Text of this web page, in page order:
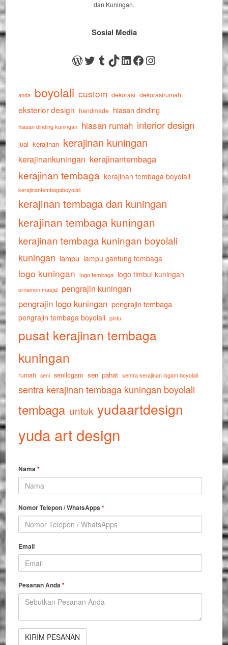
dan Kuningan.
Sosial Media
WordPress
Twitter
Tumblr
TikTok
LinkedIn
Facebook
Instagram
anda boyolali custom dekorasi dekorasirumah
eksterior design handmade hiasan dinding
hiasan dinding kuningan hiasan rumah interior design
jual kerajinan kerajinan kuningan
kerajinankuningan kerajinantembaga
kerajinan tembaga kerajinan tembaga boyolali
kerajinantembagaboyolali
kerajinan tembaga dan kuningan
kerajinan tembaga kuningan
kerajinan tembaga kuningan boyolali
kuningan lampu lampu gantung tembaga
logo kuningan logo tembaga logo timbul kuningan
ornamen masjid pengrajin kuningan
pengrajin logo kuningan pengrajin tembaga
pengrajin tembaga boyolali pintu
pusat kerajinan tembaga
kuningan
rumah seni senilogam seni pahat sentra kerajinan logam boyolali
sentra kerajinan tembaga kuningan boyolali
tembaga untuk yudaartdesign
yuda art design
Nama*
Nomor Telepon / WhatsApps*
Email
Pesanan Anda*